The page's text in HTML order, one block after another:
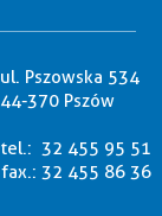
ul. Pszowska 534
44-370 Pszów
tel.: 32 455 95 51
fax.: 32 455 86 36